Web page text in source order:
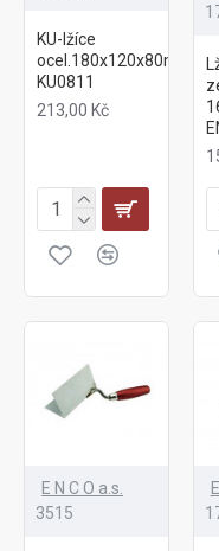
KU-lžíce
ocel.180x120x80mm/
KU0811
213,00 Kč
E N C O a.s.
3515